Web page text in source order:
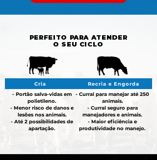
PERFEITO PARA ATENDER
O SEU CICLO
Cria
- Portão salva-vidas em
polietileno.
- Menor risco de danos e
lesões nos animais.
- Até 2 possibilidades de
apartação.
Recria e Engorda
- Curral para manejar até 250
animais.
- Curral seguro para
manejadores e animais.
- Maior eficiência e
produtividade no manejo.